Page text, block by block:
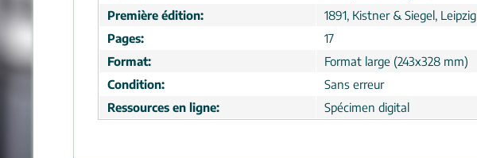
Première édition:
1891, Kistner & Siegel, Leipzig
Pages:
17
Format:
Format large (243x328 mm)
Condition:
Sans erreur
Ressources en ligne:
Spécimen digital